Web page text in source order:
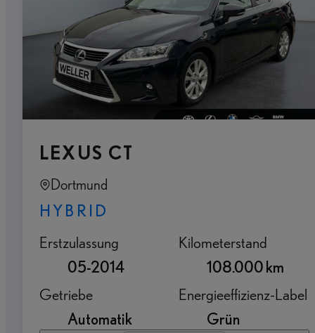
LEXUS CT
Dortmund
HYBRID
Erstzulassung
05-2014
Kilometerstand
108.000 km
Getriebe
Automatik
Energieeffizienz-Label
Grün